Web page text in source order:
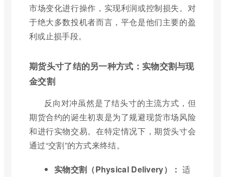
市场变化进行操作，实现利润或控制损失。对
于绝大多数投机者而言，平仓是他们主要的盈
利或止损手段。
期货头寸了结的另一种方式：实物交割与现
金交割
反向对冲虽然是了结头寸的主流方式，但
期货合约的诞生初衷是为了规避现货市场风险
和进行实物交易。在特定情况下，期货头寸会
通过“交割”的方式来终结。
实物交割（Physical Delivery）： 适